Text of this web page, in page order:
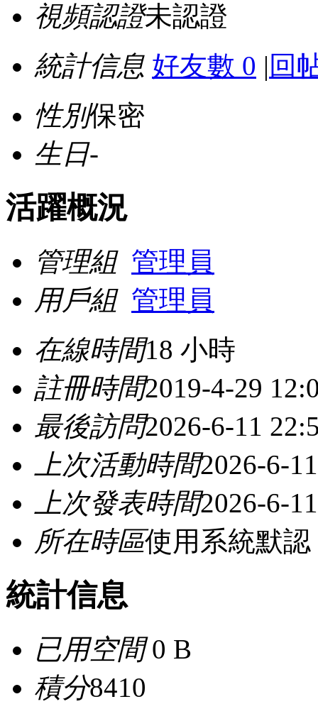
視頻認證未認證
統計信息 好友數 0 | 回
性別保密
生日-
活躍概況
管理組 管理員
用戶組 管理員
在線時間18 小時
註冊時間2019-4-29
最後訪問2026-6-11
上次活動時間2026-6-
上次發表時間2026-6-
所在時區使用系統默認
統計信息
已用空間0 B
積分8410